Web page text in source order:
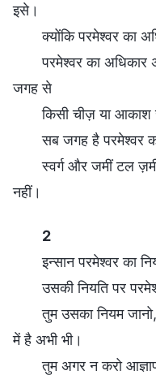
इसे।
क्योंकि परमेश्वर का
परमेश्वर का अधिकार
जगह से
किसी चीज़ या आकाश
सब जगह है परमेश्वर
स्वर्ग और जमीं टल
नहीं।
2
इन्सान परमेश्वर का
उसकी नियति पर
तुम उसका नियम
में है अभी भी।
तुम अगर न करो